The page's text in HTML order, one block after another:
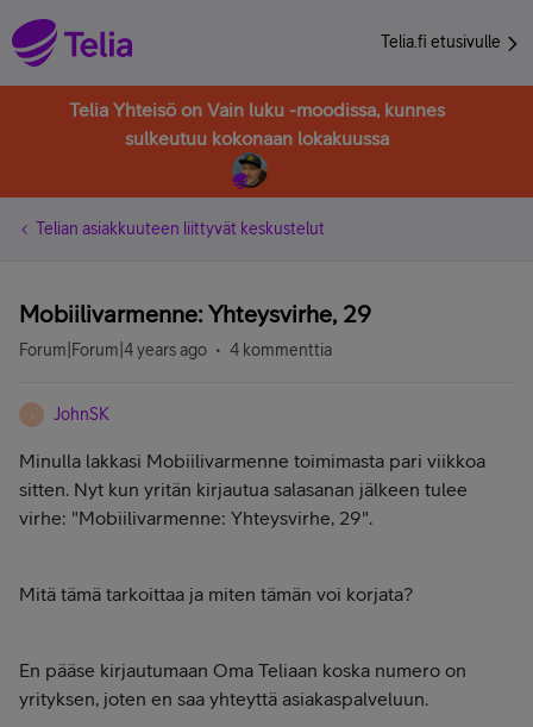
Telia.fi etusivulle
Telia Yhteisö on Vain luku -moodissa, kunnes
sulkeutuu kokonaan lokakuussa
Telian asiakkuuteen liittyvät keskustelut
Mobiilivarmenne: Yhteysvirhe, 29
Forum|Forum|4 years ago 4 kommenttia
J JohnSK
Minulla lakkasi Mobiilivarmenne toimimasta pari viikkoa
sitten. Nyt kun yritän kirjautua salasanan jälkeen tulee
virhe: "Mobiilivarmenne: Yhteysvirhe, 29".
Mitä tämä tarkoittaa ja miten tämän voi korjata?
En pääse kirjautumaan Oma Teliaan koska numero on
yrityksen, joten en saa yhteyttä asiakaspalveluun.